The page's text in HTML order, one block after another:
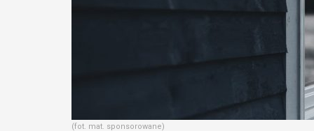
(fot. mat. sponsorowane)